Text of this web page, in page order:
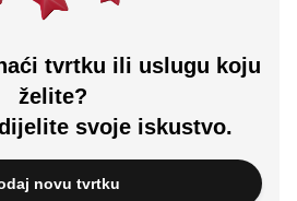
tvrtku ili uslugu koju
želite?
svoje iskustvo.
novu tvrtku